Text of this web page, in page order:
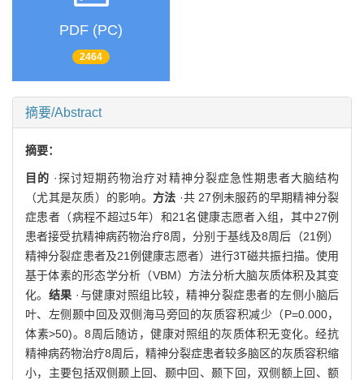
PDF (PC)
2464
摘要/Abstract
摘要：
目的 ·探讨短期药物治疗对精神分裂症急性期患者大脑结构
（尤其是灰质）的影响。 方法 ·共 27例未服药的早期精神分裂
症患者（病程不超过5年）和21名健康志愿者入组，其中27例
患者接受抗精神病药物治疗8周，分别于基线及8周后（21例）
精神分裂症患者及21例健康志愿者）进行3T磁共振扫描。使用
基于体素的形态学分析（VBM）方法分析大脑灰质体积及其变
化。 结果 ·与健康对照组比较，精神分裂症患者的左侧小脑后
叶、左侧颞中回及双侧海马旁回的灰质容积减少（P=0.000，
体素>50)。8周后随访，健康对照组的灰质体积无变化。经抗
精神病药物治疗8周后，精神分裂症患者较多脑区的灰质容积缩
小，主要包括双侧颞上回、颞中回、颞下回，双侧额上回、额